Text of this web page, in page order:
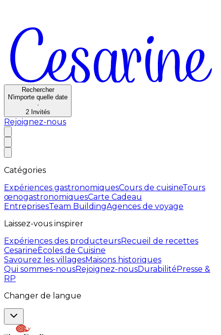
Rechercher
N'importe quelle date
·
2 Invités
Rejoignez-nous
Catégories
Expériences gastronomiquesCours de cuisineTours
œnogastronomiquesCarte Cadeau
EntreprisesTeam BuildingAgences de voyage
Laissez-vous inspirer
Expériences des producteursRecueil de recettes
CesarineÈcoles de Cuisine
Savourez les villagesMaisons historiques
Qui sommes-nousRejoignez-nousDurabilitéPresse &
RP
Changer de langue